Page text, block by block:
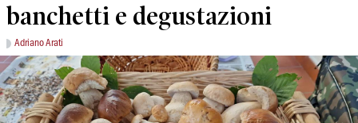
banchetti e degustazioni
Adriano Arati